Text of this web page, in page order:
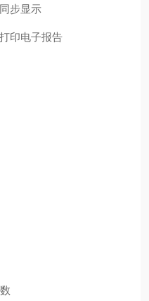
步显示
印电子报告